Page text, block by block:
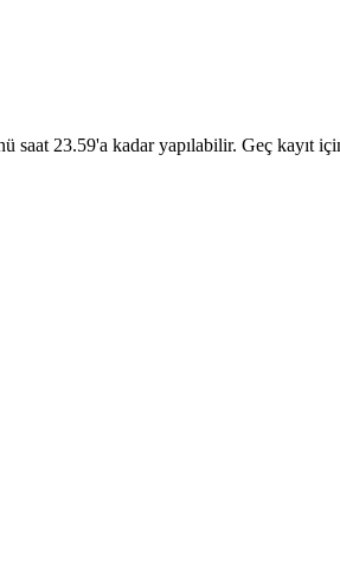
saat 23.59'a kadar yapılabilir. Geç kayıt